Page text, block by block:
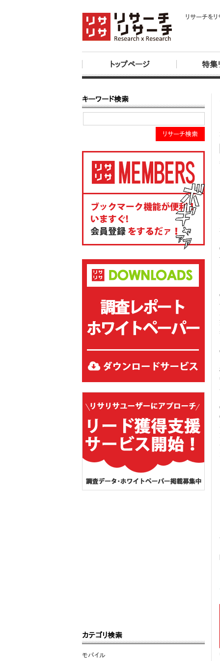
リサーチを
トップページ 特集
キーワード検索
リサーチ検索
カテゴリ検索
モバイル